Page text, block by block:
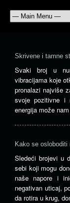
Skrivene i tamne
Svaki broj u
vibracijama koje
pronalazi najviše
svoje pozitivne i
energija može
Kako se osloboditi
Sledeći brojevi u
sebi koji mogu
naše napore i
negativan uticaj,
da rotira u krug,